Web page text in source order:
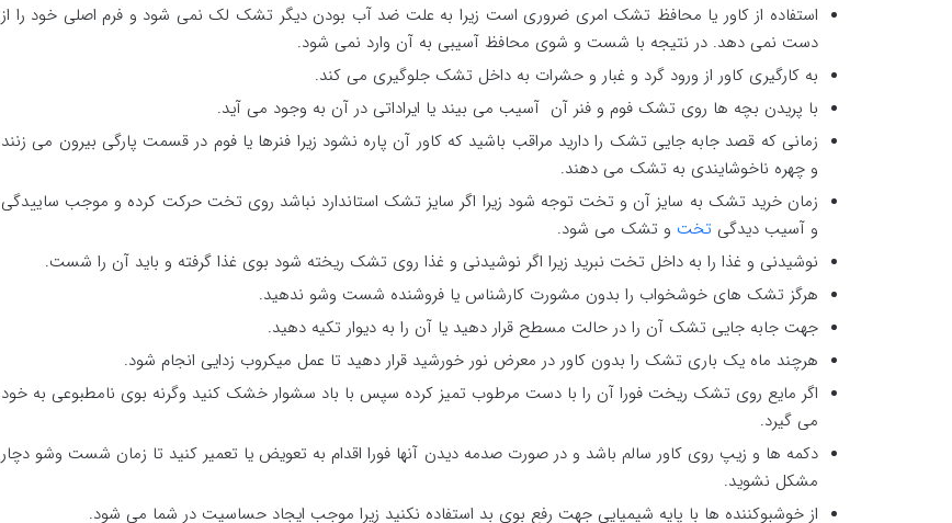
استفاده از کاور یا محافظ تشک امری ضروری است زیرا به علت ضد آب بودن دیگر تشک لک نمی شود و فرم اصلی خود را از
دست نمی دهد. در نتیجه با شست و شوی محافظ آسیبی به آن وارد نمی شود.
به کارگیری کاور از ورود گرد و غبار و حشرات به داخل تشک جلوگیری می کند.
با پریدن بچه ها روی تشک فوم و فنر آن آسیب می بیند یا ایراداتی در آن به وجود می آید.
زمانی که قصد جابه جایی تشک را دارید مراقب باشید که کاور آن پاره نشود زیرا فنرها یا فوم در قسمت پارگی بیرون می زنند
و چهره ناخوشایندی به تشک می دهند.
زمان خرید تشک به سایز آن و تخت توجه شود زیرا اگر سایز تشک استاندارد نباشد روی تخت حرکت کرده و موجب ساییدگی
و آسیب دیدگی تخت و تشک می شود.
نوشیدنی و غذا را به داخل تخت نبرید زیرا اگر نوشیدنی و غذا روی تشک ریخته شود بوی غذا گرفته و باید آن را شست.
هرگز تشک های خوشخواب را بدون مشورت کارشناس یا فروشنده شست وشو ندهید.
جهت جابه جایی تشک آن را در حالت مسطح قرار دهید یا آن را به دیوار تکیه دهید.
هرچند ماه یک باری تشک را بدون کاور در معرض نور خورشید قرار دهید تا عمل میکروب زدایی انجام شود.
اگر مایع روی تشک ریخت فورا آن را با دست مرطوب تمیز کرده سپس با باد سشوار خشک کنید وگرنه بوی نامطبوعی به خود
می گیرد.
دکمه ها و زیپ روی کاور سالم باشد و در صورت صدمه دیدن آنها فورا اقدام به تعویض یا تعمیر کنید تا زمان شست وشو دچار
مشکل نشوید.
از خوشبوکننده ها با پایه شیمیایی جهت رفع بوی بد استفاده نکنید زیرا موجب ایجاد حساسیت در شما می شود.